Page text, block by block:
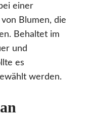
einer
Blumen, die
Behaltet im
und
es
werden.